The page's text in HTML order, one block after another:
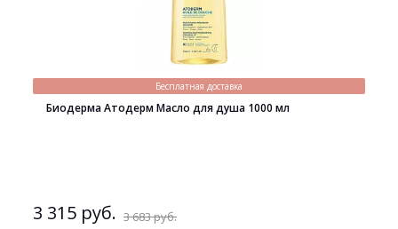
Бесплатная доставка
Биодерма Атодерм Масло для душа 1000 мл
3 315 руб. 3 683 руб.